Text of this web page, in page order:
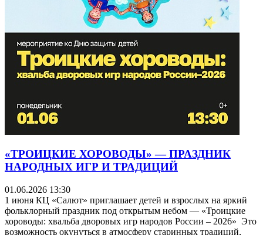
«ТРОИЦКИЕ ХОРОВОДЫ» — ПРАЗДНИК
НАРОДНЫХ ИГР И ТРАДИЦИЙ
01.06.2026 13:30
1 июня КЦ «Салют» приглашает детей и взрослых на яркий
фольклорный праздник под открытым небом — «Троицкие
хороводы: хвальба дворовых игр народов России – 2026» Это
возможность окунуться в атмосферу старинных традиций,